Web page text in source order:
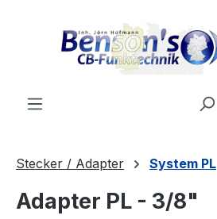
Stecker / Adapter System PL
Adapter PL - 3/8"